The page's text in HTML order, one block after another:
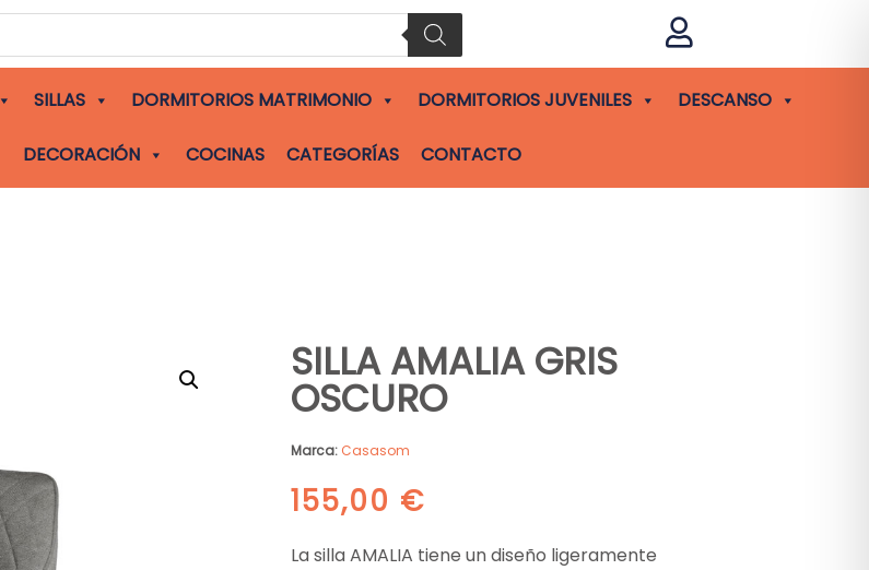

SILLAS DORMITORIOS MATRIMONIO DORMITORIOS JUVENILES DESCANSO
DECORACIÓN COCINAS CATEGORÍAS CONTACTO
SILLA AMALIA GRIS
OSCURO
Marca: Casasom
155,00 €
La silla AMALIA tiene un diseño ligeramente